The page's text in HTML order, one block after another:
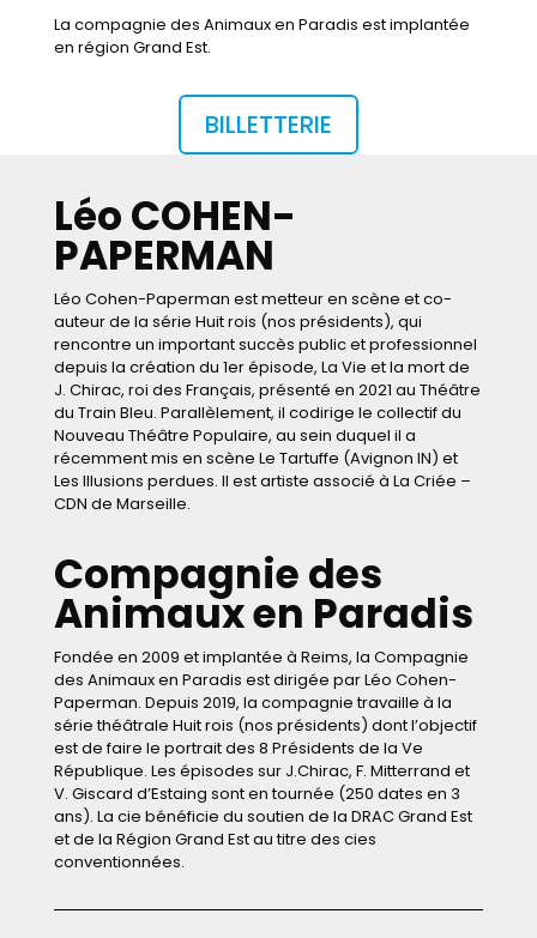
La compagnie des Animaux en Paradis est implantée
en région Grand Est.
BILLETTERIE
Léo COHEN-
PAPERMAN
Léo Cohen-Paperman est metteur en scène et co-
auteur de la série Huit rois (nos présidents), qui
rencontre un important succès public et professionnel
depuis la création du 1er épisode, La Vie et la mort de
J. Chirac, roi des Français, présenté en 2021 au Théâtre
du Train Bleu. Parallèlement, il codirige le collectif du
Nouveau Théâtre Populaire, au sein duquel il a
récemment mis en scène Le Tartuffe (Avignon IN) et
Les Illusions perdues. Il est artiste associé à La Criée –
CDN de Marseille.
Compagnie des
Animaux en Paradis
Fondée en 2009 et implantée à Reims, la Compagnie
des Animaux en Paradis est dirigée par Léo Cohen-
Paperman. Depuis 2019, la compagnie travaille à la
série théâtrale Huit rois (nos présidents) dont l’objectif
est de faire le portrait des 8 Présidents de la Ve
République. Les épisodes sur J.Chirac, F. Mitterrand et
V. Giscard d’Estaing sont en tournée (250 dates en 3
ans). La cie bénéficie du soutien de la DRAC Grand Est
et de la Région Grand Est au titre des cies
conventionnées.